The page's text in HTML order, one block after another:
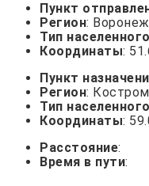
Пункт
Регион:
Тип
Координаты:
Пункт
Регион:
Тип
Координаты:
Расстояние:
Время в пути: